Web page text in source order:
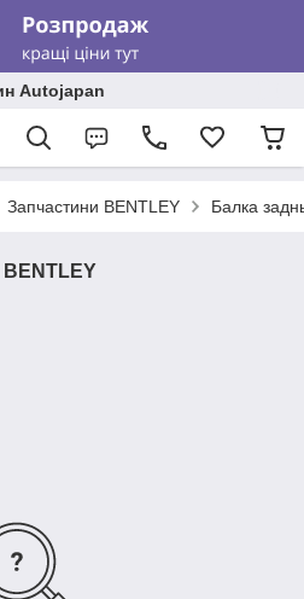
Autojapan
Запчастини BENTLEY Балка
BENTLEY